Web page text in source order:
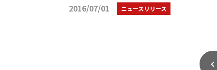
2016/07/01 ニュースリリース